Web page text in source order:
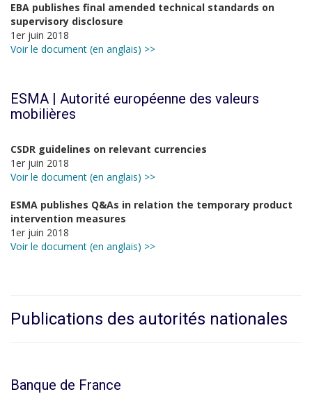
EBA publishes final amended technical standards on
supervisory disclosure
1er juin 2018
Voir le document (en anglais) >>
ESMA | Autorité européenne des valeurs
mobilières
CSDR guidelines on relevant currencies
1er juin 2018
Voir le document (en anglais) >>
ESMA publishes Q&As in relation the temporary product
intervention measures
1er juin 2018
Voir le document (en anglais) >>
Publications des autorités nationales
Banque de France